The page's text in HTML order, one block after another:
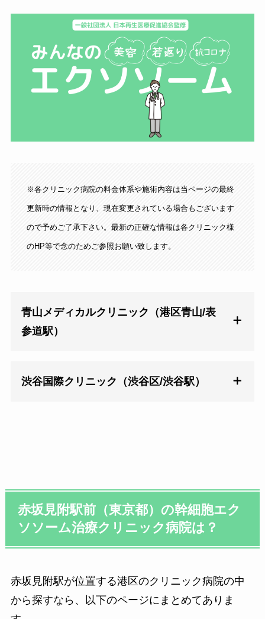
※各クリニック病院の料金体系や施術内容は当ページの最終
更新時の情報となり、現在変更されている場合もございます
ので予めご了承下さい。最新の正確な情報は各クリニック様
のHP等で念のためご参照お願い致します。
青山メディカルクリニック（港区青山/表
参道駅）
込表示です。
●【美容・エイジングケア】の初診料は無料です。
●【エクソソーム再生療法】、【がん免疫療法】の初診
■ インバウンドでの治療につきましては料金が異なり
ます。 また、事前のご相談、医療通訳の付き添い、予
渋谷国際クリニック（渋谷区/渋谷駅）
施術メニュー 一例
赤坂見附駅前（東京都）の幹細胞エク
ソソーム治療クリニック病院は？
赤坂見附駅が位置する港区のクリニック病院の中
から探すなら、以下のページにまとめてありま